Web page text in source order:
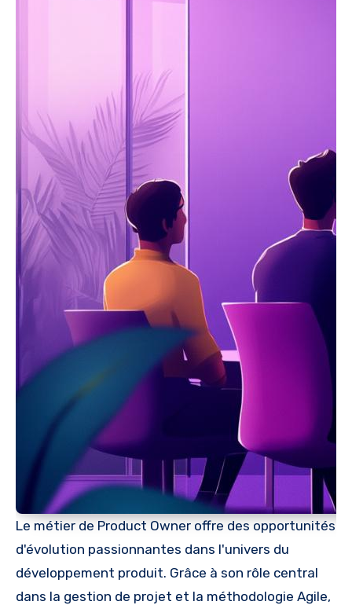
Le métier de Product Owner offre des opportunités
d'évolution passionnantes dans l'univers du
développement produit. Grâce à son rôle central
dans la gestion de projet et la méthodologie Agile,